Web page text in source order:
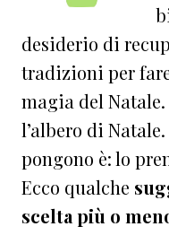
desiderio di
tradizioni per
magia del
l’albero di
pongono è: lo
Ecco qualche
scelta più o